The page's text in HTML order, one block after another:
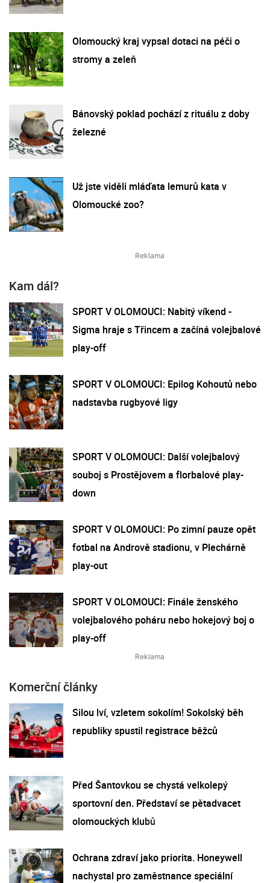
Olomoucký kraj vypsal dotaci na péči o
stromy a zeleň
Bánovský poklad pochází z rituálu z doby
železné
Už jste viděli mláďata lemurů kata v
Olomoucké zoo?
Kam dál?
SPORT V OLOMOUCI: Nabitý víkend -
Sigma hraje s Třincem a začíná volejbalové
play-off
SPORT V OLOMOUCI: Epilog Kohoutů nebo
nadstavba rugbyové ligy
SPORT V OLOMOUCI: Další volejbalový
souboj s Prostějovem a florbalové play-
down
SPORT V OLOMOUCI: Po zimní pauze opět
fotbal na Andrově stadionu, v Plechárně
play-out
SPORT V OLOMOUCI: Finále ženského
volejbalového poháru nebo hokejový boj o
play-off
Komerční články
Silou lví, vzletem sokolím! Sokolský běh
republiky spustil registrace běžců
Před Šantovkou se chystá velkolepý
sportovní den. Představí se pětadvacet
olomouckých klubů
Ochrana zdraví jako priorita. Honeywell
nachystal pro zaměstnance speciální